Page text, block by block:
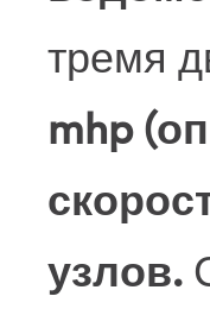
тремя
mhp
узлов.